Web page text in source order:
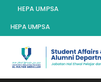
HEPA UMPSA
HEPA UMPSA